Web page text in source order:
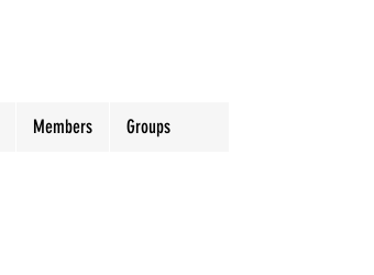
Members Groups